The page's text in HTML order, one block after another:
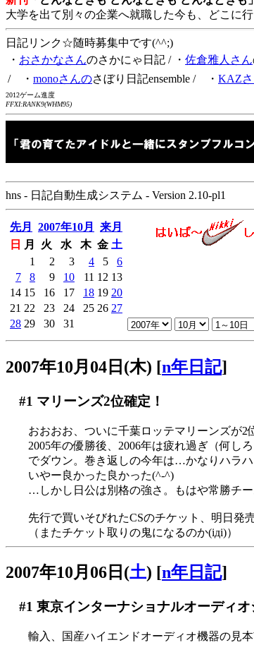
大学を出て別々の企業へ就職した今も、どこに
日記リンク☆随時募集中です(^^;)
・ おさかなさんのさかにゃ日記 / ・ 佐倉雅人さん
/ ・ monoさんのさぼり日記ensemble / ・ KAZ
2012ゲーム進度
FFXI:RANK9(WHM95)
hns - 日記自動生成システム - Version 2.10-pl1
先月 2007年10月
来月
日
月 火 水 木 金 土
1
2 3 4 5
6
7
8 9 10 11 12 13
14 15 16 17 18 19 20
21 22 23 24 25 26 27
28 29 30 31
2007年10月04日(木) [n年日記]
#1 マリーンズ2位確定！
おおおお、ついに千葉ロッテマリーンズが
2005年の優勝後、2006年は疲れ過ぎ（何し
でダウン。巻き返しの今年は…かなりハラ
いやー良かった良かった(^-^)
…しかし日公は別格の強さ。もはや常勝チー
先行で買いそびれたCSのチケット、明日発
（またチケット取りの鬼になるのか(iдi)）
2007年10月06日(土) [n年日記]
#1 東京インターナショナルオーディ
輸入、国産ハイエンドオーディオ機器の見